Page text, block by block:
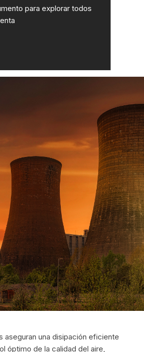
para explorar todos
aseguran una disipación eficiente
óptimo de la calidad del aire,